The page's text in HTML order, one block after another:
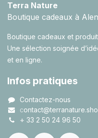
Terra Nature
Boutique cadeaux à
Boutique cadeaux et
Une sélection soignée
et en ligne.
Infos pratiques
Contactez-nous
c
+ 33 2 50 24 96 50